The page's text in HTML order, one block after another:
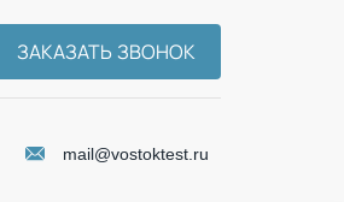
ЗАКАЗАТЬ ЗВОНОК
mail@vostoktest.ru